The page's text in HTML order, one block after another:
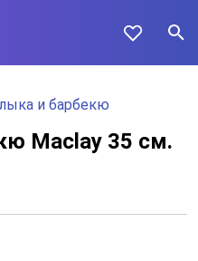
и барбекю
Maclay 35 см.